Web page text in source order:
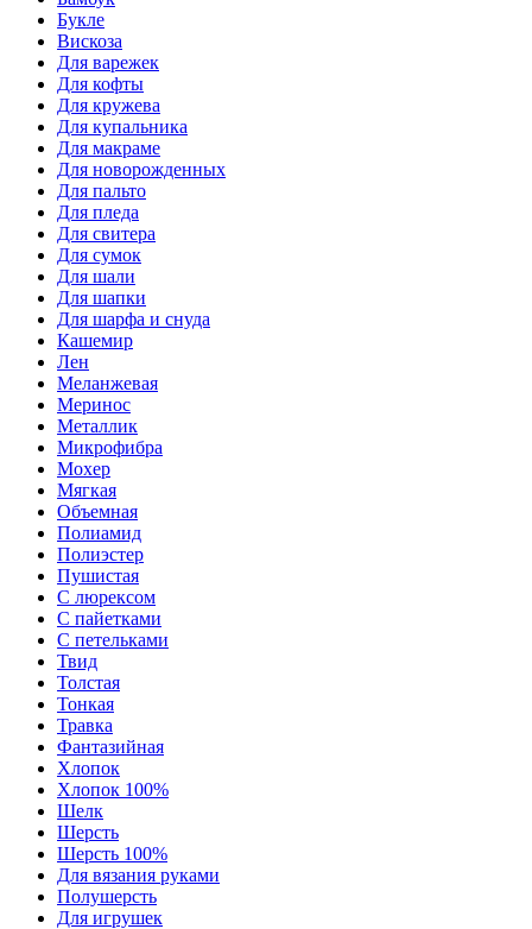
Букле
Вискоза
Для варежек
Для кофты
Для кружева
Для купальника
Для макраме
Для новорожденных
Для пальто
Для пледа
Для свитера
Для сумок
Для шали
Для шапки
Для шарфа и снуда
Кашемир
Лен
Меланжевая
Меринос
Металлик
Микрофибра
Мохер
Мягкая
Объемная
Полиамид
Полиэстер
Пушистая
С люрексом
С пайетками
С петельками
Твид
Толстая
Тонкая
Травка
Фантазийная
Хлопок
Хлопок 100%
Шелк
Шерсть
Шерсть 100%
Для вязания руками
Полушерсть
Для игрушек